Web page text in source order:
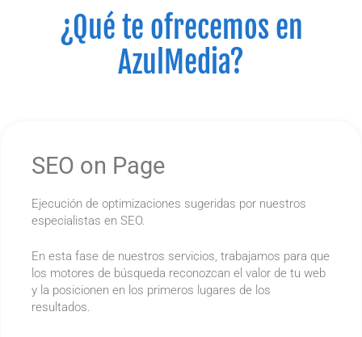
¿Qué te ofrecemos en
AzulMedia?
SEO on Page
Ejecución de optimizaciones sugeridas por nuestros
especialistas en SEO.
En esta fase de nuestros servicios, trabajamos para que
los motores de búsqueda reconozcan el valor de tu web
y la posicionen en los primeros lugares de los
resultados.